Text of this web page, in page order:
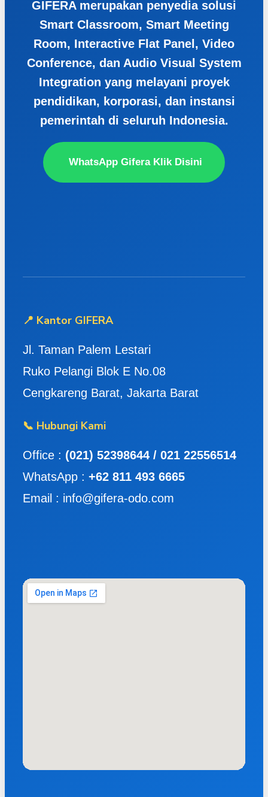
GIFERA merupakan penyedia solusi
Smart Classroom, Smart Meeting
Room, Interactive Flat Panel, Video
Conference, dan Audio Visual System
Integration yang melayani proyek
pendidikan, korporasi, dan instansi
pemerintah di seluruh Indonesia.
WhatsApp Gifera Klik Disini
📍 Kantor GIFERA
Jl. Taman Palem Lestari
Ruko Pelangi Blok E No.08
Cengkareng Barat, Jakarta Barat
📞 Hubungi Kami
Office : (021) 52398644 / 021 22556514
WhatsApp : +62 811 493 6665
Email : info@gifera-odo.com